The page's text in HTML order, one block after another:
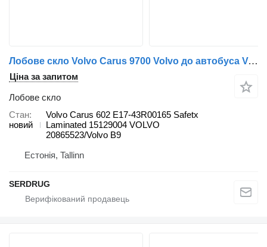
Лобове скло Volvo Carus 9700 Volvo до автобуса Volvo 9700 S/ 9700H/ 9700HD
Ціна за запитом
Лобове скло
Стан
новий
Volvo Carus 602 E17-43R00165 Safetx
Laminated 15129004 VOLVO
20865523/Volvo B9
Естонія, Tallinn
SERDRUG